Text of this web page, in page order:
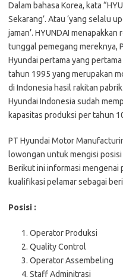
Dalam bahasa Korea, kata
Sekarang’. Atau ‘yang selalu
jaman’. HYUNDAI
tunggal pemegang mereknya,
Hyundai pertama yang
tahun 1995 yang merupakan
di Indonesia hasil rakitan
Hyundai Indonesia sudah
kapasitas produksi per tahun
PT Hyundai Motor
lowongan untuk mengisi
Berikut ini informasi mengenai
kualifikasi pelamar sebagai
Posisi :
Operator Produksi
Quality Control
Operator Assembeling
Staff Adminitrasi